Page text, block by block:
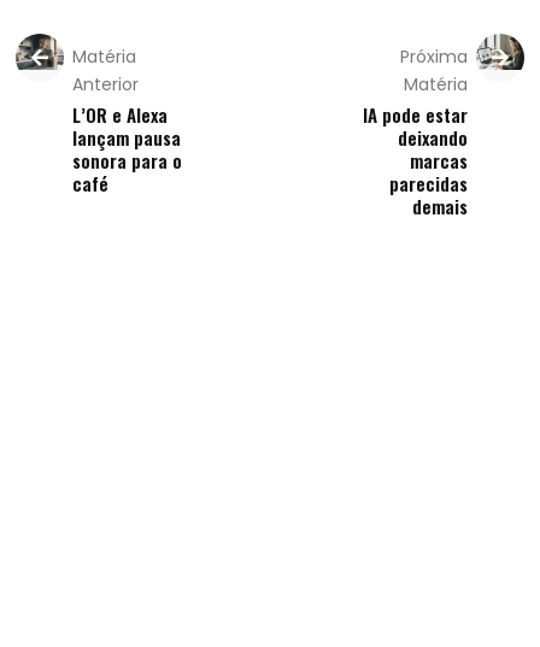
Matéria
Anterior
L’OR e Alexa
lançam pausa
sonora para o
café
Próxima
Matéria
IA pode estar
deixando
marcas
parecidas
demais